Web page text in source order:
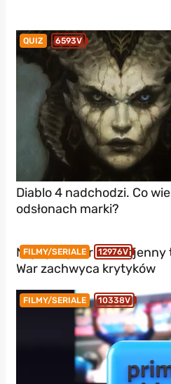
QUIZ 6593V
Diablo 4 nadchodzi. Co
odsłonach marki?
FILMY/SERIALE 12976V
Najlepszy thriller wojenny
War zachwyca krytyków
FILMY/SERIALE 10338V